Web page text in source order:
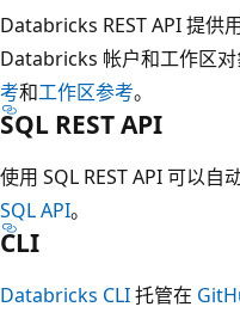
Databricks REST API 提供
Databricks 帐户和工作区
考和工作区参考。
SQL REST API
使用 SQL REST API 可以自
SQL API。
CLI
Databricks CLI托管在